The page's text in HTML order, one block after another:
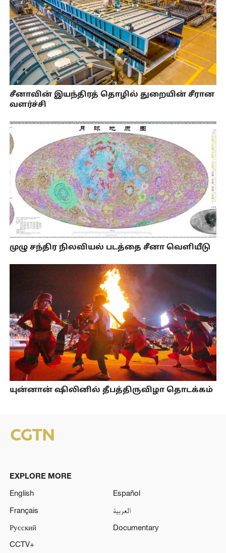
சீனாவின் இயந்திரத் தொழில் துறையின் சீரான
வளர்ச்சி
முழு சந்திர நிலவியல் படத்தை சீனா வெளியீடு
யுன்னான் ஷிலினில் தீபத்திருவிழா தொடக்கம்
EXPLORE MORE
English
Español
Français
العربية
Русский
Documentary
CCTV+